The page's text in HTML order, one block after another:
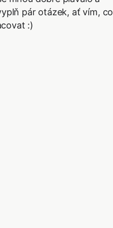
pár otázek, ať vím, co
:)